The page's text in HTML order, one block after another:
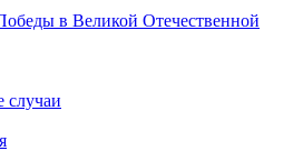
в Великой Отечественной
случаи